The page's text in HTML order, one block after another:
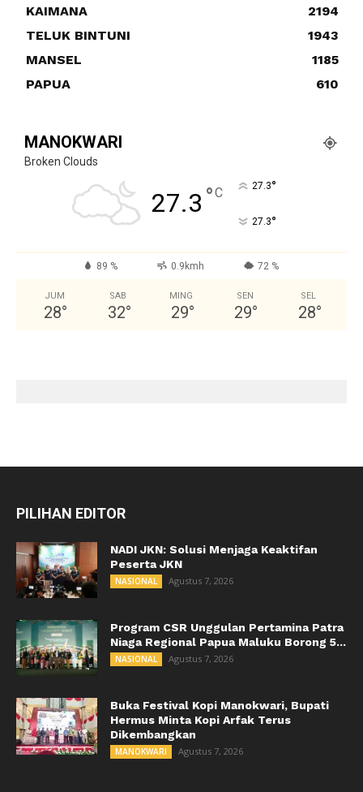
KAIMANA
2194
TELUK BINTUNI
1943
MANSEL
1185
PAPUA
610
MANOKWARI
Broken Clouds
27.3 °C 27.3°
27.3°
89 % 0.9kmh 72 %
JUM
28°
SAB
32°
MING
29°
SEN
29°
SEL
28°
PILIHAN EDITOR
NADI JKN: Solusi Menjaga Keaktifan
Peserta JKN
NASIONAL Agustus 7, 2026
Program CSR Unggulan Pertamina Patra
Niaga Regional Papua Maluku Borong 5...
NASIONAL Agustus 7, 2026
Buka Festival Kopi Manokwari, Bupati
Hermus Minta Kopi Arfak Terus
Dikembangkan
MANOKWARI Agustus 7, 2026